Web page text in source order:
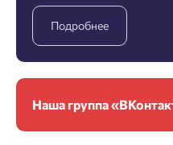
Подробнее
Наша группа